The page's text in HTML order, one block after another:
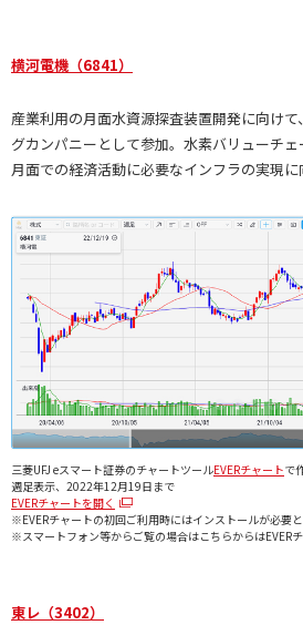
横河電機（6841）
産業利用の月面水資源探査装置開発に向けて
グカンパニーとして参加。水素バリューチェ
月面での経済活動に必要なインフラの実現に
三菱UFJ eスマート証券のチャートツールEVERチャートで
週足表示、2022年12月19日まで
EVERチャートを開く
※EVERチャートの初回ご利用時にはインストールが必要と
※スマートフォン等からご覧の場合はこちらからはEVER
東レ（3402）